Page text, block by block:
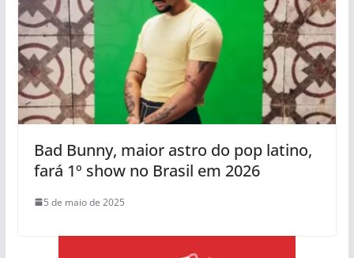
Bad Bunny, maior astro do pop latino,
fará 1º show no Brasil em 2026
5 de maio de 2025